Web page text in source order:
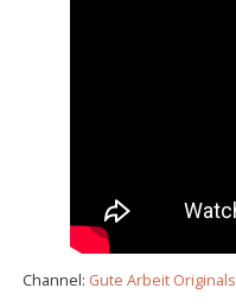
Channel: Gute Arbeit Originals